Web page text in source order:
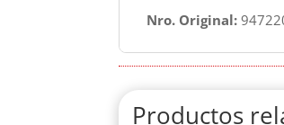
Nro. Original:
Productos